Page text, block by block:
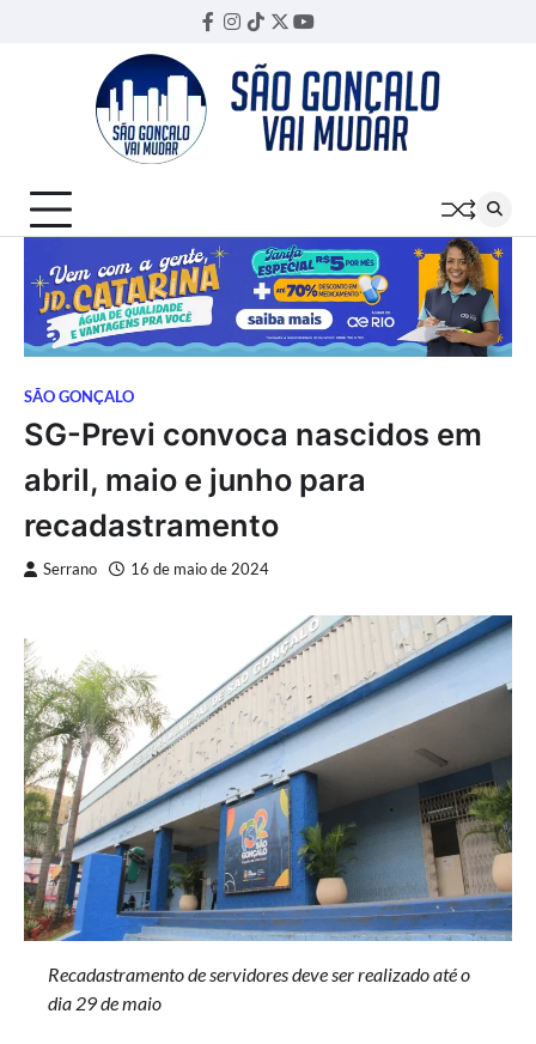
Facebook
Instagram
TikTok
TwitterYouTube
SÃO GONÇALO
SG-Previ convoca nascidos em
abril, maio e junho para
recadastramento
Serrano 16 de maio de 2024
Recadastramento de servidores deve ser realizado até o
dia 29 de maio